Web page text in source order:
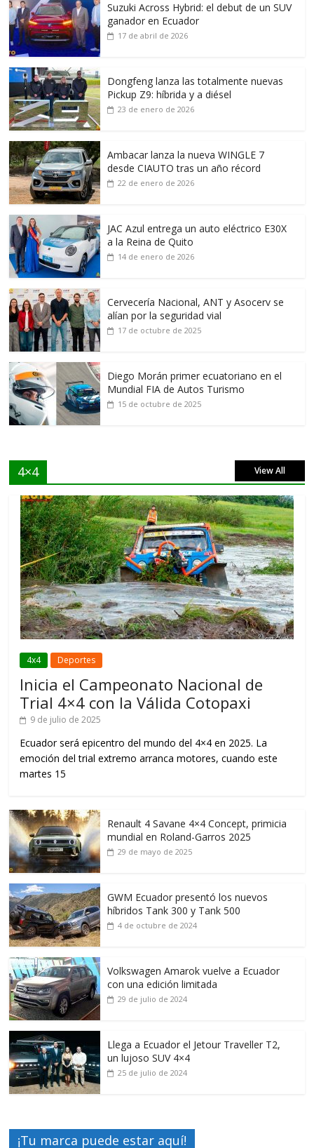
Suzuki Across Hybrid: el debut de un SUV
ganador en Ecuador
17 de abril de 2026
Dongfeng lanza las totalmente nuevas
Pickup Z9: híbrida y a diésel
23 de enero de 2026
Ambacar lanza la nueva WINGLE 7
desde CIAUTO tras un año récord
22 de enero de 2026
JAC Azul entrega un auto eléctrico E30X
a la Reina de Quito
14 de enero de 2026
Cervecería Nacional, ANT y Asocerv se
alían por la seguridad vial
17 de octubre de 2025
Diego Morán primer ecuatoriano en el
Mundial FIA de Autos Turismo
15 de octubre de 2025
4×4 View All
4x4 Deportes
Inicia el Campeonato Nacional de
Trial 4×4 con la Válida Cotopaxi
9 de julio de 2025
Ecuador será epicentro del mundo del 4×4 en 2025. La
emoción del trial extremo arranca motores, cuando este
martes 15
Renault 4 Savane 4×4 Concept, primicia
mundial en Roland-Garros 2025
29 de mayo de 2025
GWM Ecuador presentó los nuevos
híbridos Tank 300 y Tank 500
4 de octubre de 2024
Volkswagen Amarok vuelve a Ecuador
con una edición limitada
29 de julio de 2024
Llega a Ecuador el Jetour Traveller T2,
un lujoso SUV 4×4
25 de julio de 2024
¡Tu marca puede estar aquí!